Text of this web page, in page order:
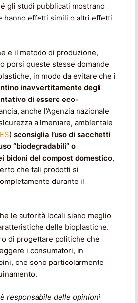
gli studi pubblicati mostrano
hanno effetti simili o altri effetti
e il metodo di produzione,
porsi queste stesse domande
in modo da evitare che i
inavvertitamente degli
di essere eco-
anche l’Agenzia nazionale
alimentare, ambientale
) sconsiglia l’uso di sacchetti
“biodegradabili” o
bidoni del compost domestico,
che tali prodotti si
durante il
le autorità locali siano meglio
delle bioplastiche.
di progettare politiche che
i consumatori, in
che sono particolarmente
responsabile delle opinioni